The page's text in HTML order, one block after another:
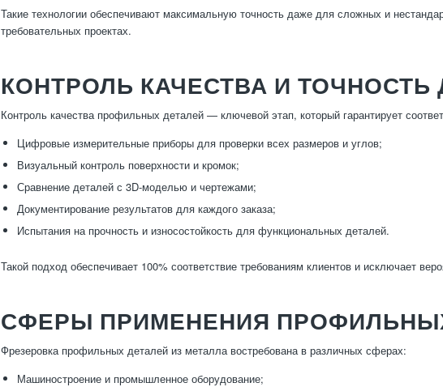
Такие технологии обеспечивают максимальную точность даже для сложных и
требовательных проектах.
КОНТРОЛЬ КАЧЕСТВА И ТОЧНОСТЬ
Контроль качества профильных деталей — ключевой этап, который гарантирует
Цифровые измерительные приборы для проверки всех размеров и углов;
Визуальный контроль поверхности и кромок;
Сравнение деталей с 3D-моделью и чертежами;
Документирование результатов для каждого заказа;
Испытания на прочность и износостойкость для функциональных деталей.
Такой подход обеспечивает 100% соответствие требованиям клиентов и исключает
СФЕРЫ ПРИМЕНЕНИЯ
Фрезеровка профильных деталей из металла востребована в различных сферах:
Машиностроение и промышленное оборудование;